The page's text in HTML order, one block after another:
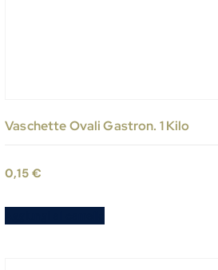
Vaschette Ovali Gastron. 1 Kilo
0,15 €